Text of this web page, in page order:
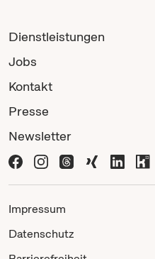
Dienstleistungen
Jobs
Kontakt
Presse
Newsletter
Impressum
Datenschutz